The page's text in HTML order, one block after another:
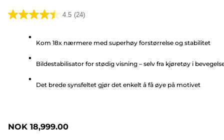
4.5 (24)
4.5
stjerner.
omtaler
Kom 18x nærmere med superhøy forstørrelse og stabilitet
Bildestabilisator for stødig visning – selv fra kjøretøy i
Det brede synsfeltet gjør det enkelt å få øye på motivet
NOK 18,999.00